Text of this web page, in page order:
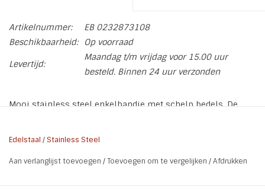
Artikelnummer:
EB 0232873108
Beschikbaarheid:
Op voorraad
Levertijd:
Maandag t/m vrijdag voor 15.00 uur
besteld. Binnen 24 uur verzonden
Mooi stainless steel enkelbandje met schelp bedels. De
* Materiaal: Stainless Steel - Gold Plated (RVS)
Edelstaal / Stainless Steel
Aan verlanglijst toevoegen /Toevoegen om te vergelijken /Afdrukken